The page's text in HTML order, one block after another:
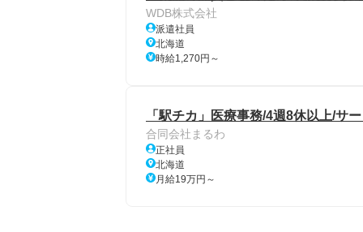
WDB株式会社
派遣社員
北海道
時給1,270円～
「駅チカ」医療事務/4週8休以上/サ
合同会社まるわ
正社員
北海道
月給19万円～